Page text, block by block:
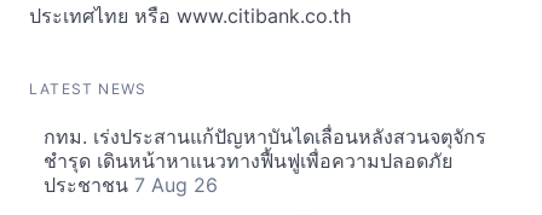
ประเทศไทย หรือ www.citibank.co.th
LATEST NEWS
กทม. เร่งประสานแก้ปัญหาบันไดเลื่อนหลังสวนจตุจักร
ชำรุด เดินหน้าหาแนวทางฟื้นฟูเพื่อความปลอดภัย
ประชาชน 7 Aug 26